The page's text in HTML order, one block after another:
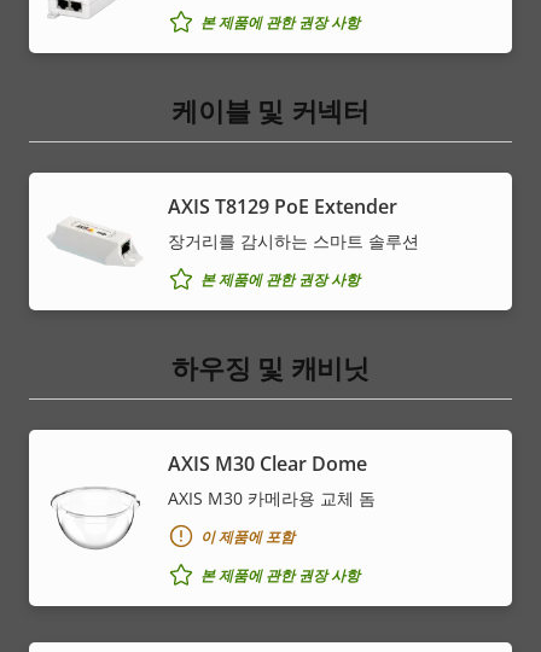
본 제품에 관한 권장 사항
케이블 및 커넥터
AXIS T8129 PoE Extender
장거리를 감시하는 스마트 솔루션
본 제품에 관한 권장 사항
하우징 및 캐비닛
AXIS M30 Clear Dome
AXIS M30 카메라용 교체 돔
이 제품에 포함
본 제품에 관한 권장 사항